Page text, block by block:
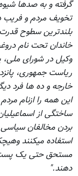
گرفته و به صدها
تخويف مردم و فریب
بلندترین سطوح
خاندان تحت نام
وکیل در شورای ملی،
ریاست جمهوری،
خارجه و ده ها فرد
این همه را ازنام
ساختگى از
بردن مخالفان
استفاده میکنند
مستحق حتی یک پست
دهند."